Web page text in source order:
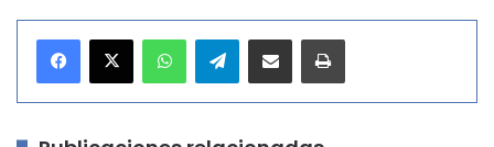
Telegram